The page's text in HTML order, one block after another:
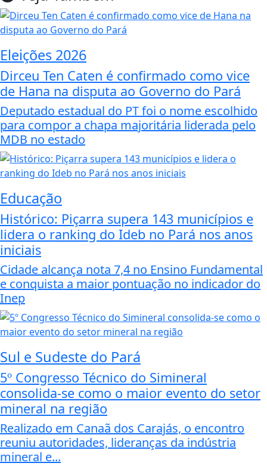
Eleições 2026
Dirceu Ten Caten é confirmado como vice
de Hana na disputa ao Governo do Pará
Deputado estadual do PT foi o nome escolhido
para compor a chapa majoritária liderada pelo
MDB no estado
Educação
Histórico: Piçarra supera 143 municípios e
lidera o ranking do Ideb no Pará nos anos
iniciais
Cidade alcança nota 7,4 no Ensino Fundamental
e conquista a maior pontuação no indicador do
Inep
Sul e Sudeste do Pará
5º Congresso Técnico do Simineral
consolida-se como o maior evento do setor
mineral na região
Realizado em Canaã dos Carajás, o encontro
reuniu autoridades, lideranças da indústria
mineral e...